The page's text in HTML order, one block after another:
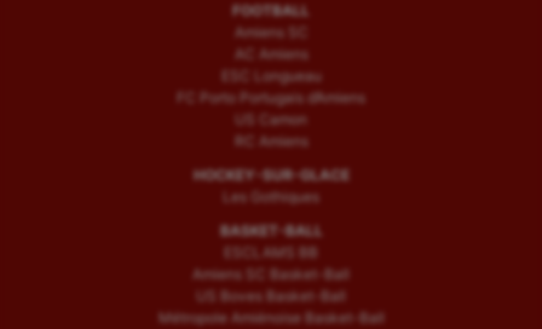
Water-polo
FOOTBALL
Amiens SC
AC Amiens
ESC Longueau
FC Porto Portugais d’Amiens
US Camon
RC Amiens
HOCKEY-SUR-GLACE
Les Gothiques
BASKET-BALL
ESCLAMS BB
Amiens SC Basket-Ball
US Boves Basket-Ball
Métropole Amiénoise Basket-Ball